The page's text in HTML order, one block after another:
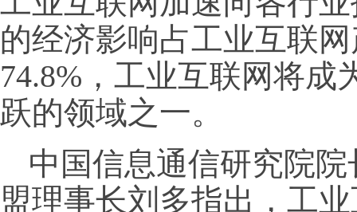
的经济影响占工业互联
74.8%，工业互联网将成
跃的领域之一。
中国信息通信研究院
盟理事长刘多指出，工